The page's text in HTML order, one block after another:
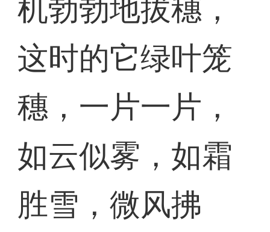
机勃勃地拔穗，
这时的它绿叶笼
穗，一片一片，
如云似雾，如霜
胜雪，微风拂